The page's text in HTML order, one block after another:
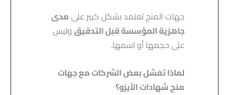
جهات المنح تعتمد بشكل كبير علىمدى
جاهزية المؤسسة قبل التدقيقوليس
على حجمها أو اسمها.
لماذا تفشل بعض الشركات مع جهات
منح شهادات الأيزو؟